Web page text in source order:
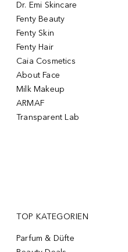
Dr. Emi Skincare
Fenty Beauty
Fenty Skin
Fenty Hair
Caia Cosmetics
About Face
Milk Makeup
ARMAF
Transparent Lab
TOP KATEGORIEN
Parfum & Düfte